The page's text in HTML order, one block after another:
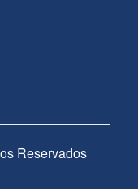
Reservados